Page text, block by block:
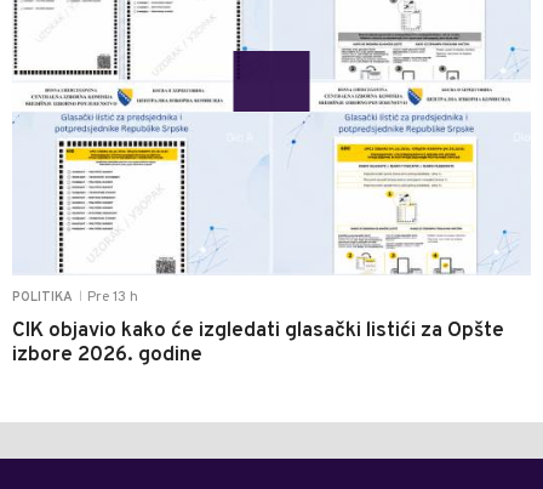
POLITIKA Pre 13 h
CIK objavio kako će izgledati glasački listići za Opšte
izbore 2026. godine